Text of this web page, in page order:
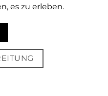
es zu erleben.